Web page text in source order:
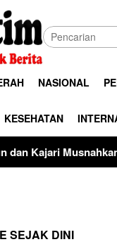
NASIONAL
KESEHATAN
Barang Bukti
SEJAK DINI